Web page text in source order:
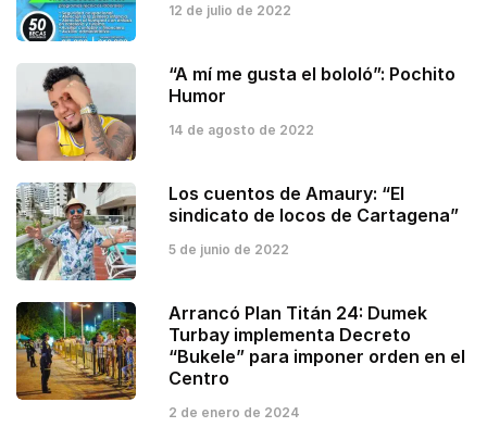
12 de julio de 2022
“A mí me gusta el bololó”: Pochito
Humor
14 de agosto de 2022
Los cuentos de Amaury: “El
sindicato de locos de Cartagena”
5 de junio de 2022
Arrancó Plan Titán 24: Dumek
Turbay implementa Decreto
“Bukele” para imponer orden en el
Centro
2 de enero de 2024